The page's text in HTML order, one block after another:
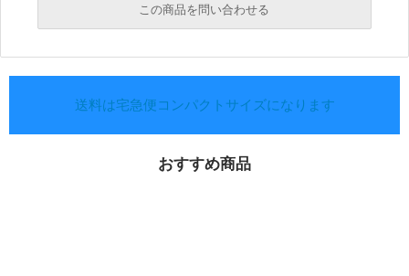
この商品を問い合わせる
送料は宅急便コンパクトサイズになります
おすすめ商品